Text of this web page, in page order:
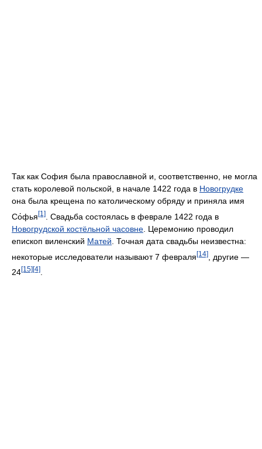
Так как София была православной и, соответственно, не могла
стать королевой польской, в начале 1422 года в Новогрудке
она была крещена по католическому обряду и приняла имя
Со́фья[1]
. Свадьба состоялась в феврале 1422 года в
Новогрудской костёльной часовне . Церемонию проводил
епископ виленский Матей . Точная дата свадьбы неизвестна:
некоторые исследователи называют 7 февраля[14]
, другие —
24[15] [4]